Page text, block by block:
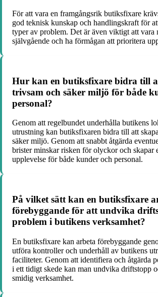
För att vara en framgångsrik butiksfixare
god teknisk kunskap och handlingskraft för
typer av problem. Det är även viktigt att vara
självgående och ha förmågan att prioritera
Hur kan en butiksfixare bidra till
trivsam och säker miljö för både
personal?
Genom att regelbundet underhålla butikens
utrustning kan butiksfixaren bidra till att
säker miljö. Genom att snabbt åtgärda
brister minskar risken för olyckor och skapar
upplevelse för både kunder och personal.
På vilket sätt kan en butiksfixare
förebyggande för att undvika
problem i butikens verksamhet?
En butiksfixare kan arbeta förebyggande
utföra kontroller och underhåll av butikens
faciliteter. Genom att identifiera och åtgärda
i ett tidigt skede kan man undvika driftstopp
smidig verksamhet.